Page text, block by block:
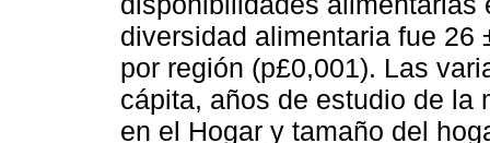
diversidad alimentaria fue 26
por región (p£0,001). Las
cápita, años de estudio de la
en el Hogar y tamaño del